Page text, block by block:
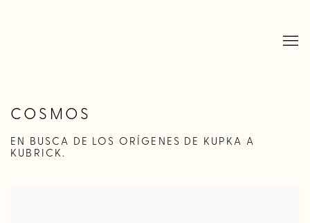
COSMOS
EN BUSCA DE LOS ORÍGENES DE KUPKA A
KUBRICK.